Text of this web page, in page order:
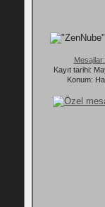
Kayıt tarihi:
Konum: